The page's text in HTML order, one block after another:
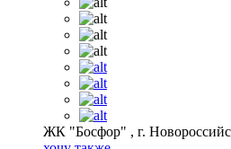
ЖК "Босфор" , г.